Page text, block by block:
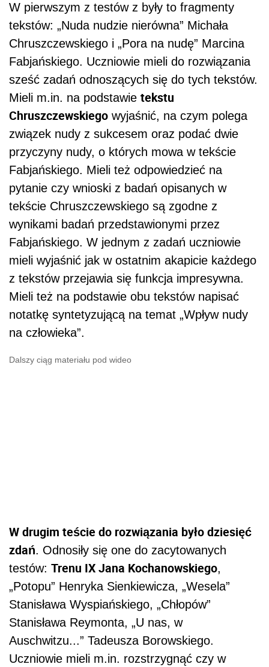
W pierwszym z testów z były to fragmenty
tekstów: „Nuda nudzie nierówna” Michała
Chruszczewskiego i „Pora na nudę” Marcina
Fabjańskiego. Uczniowie mieli do rozwiązania
sześć zadań odnoszących się do tych tekstów.
Mieli m.in. na podstawie tekstu
Chruszczewskiego wyjaśnić, na czym polega
związek nudy z sukcesem oraz podać dwie
przyczyny nudy, o których mowa w tekście
Fabjańskiego. Mieli też odpowiedzieć na
pytanie czy wnioski z badań opisanych w
tekście Chruszczewskiego są zgodne z
wynikami badań przedstawionymi przez
Fabjańskiego. W jednym z zadań uczniowie
mieli wyjaśnić jak w ostatnim akapicie każdego
z tekstów przejawia się funkcja impresywna.
Mieli też na podstawie obu tekstów napisać
notatkę syntetyzującą na temat „Wpływ nudy
na człowieka”.
Dalszy ciąg materiału pod wideo
W drugim teście do rozwiązania było dziesięć
zdań. Odnosiły się one do zacytowanych
testów: Trenu IX Jana Kochanowskiego,
„Potopu” Henryka Sienkiewicza, „Wesela”
Stanisława Wyspiańskiego, „Chłopów”
Stanisława Reymonta, „U nas, w
Auschwitzu...” Tadeusza Borowskiego.
Uczniowie mieli m.in. rozstrzygnąć czy w